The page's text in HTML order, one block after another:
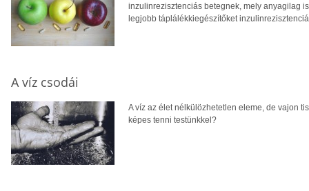
inzulinrezisztenciás betegnek, mely anyagilag
legjobb táplálékkiegészítőket
A víz csodái
A víz az élet nélkülözhetetlen eleme, de vajon
képes tenni testünkkel?